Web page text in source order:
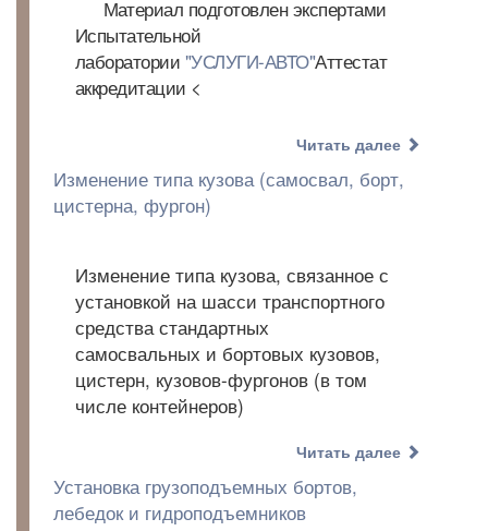
Материал подготовлен экспертами
Испытательной
лаборатории "УСЛУГИ-АВТО"Аттестат
аккредитации <
Читать далее
Изменение типа кузова (самосвал, борт,
цистерна, фургон)
Изменение типа кузова, связанное с
установкой на шасси транспортного
средства стандартных
самосвальных и бортовых кузовов,
цистерн, кузовов-фургонов (в том
числе контейнеров)
Читать далее
Установка грузоподъемных бортов,
лебедок и гидроподъемников